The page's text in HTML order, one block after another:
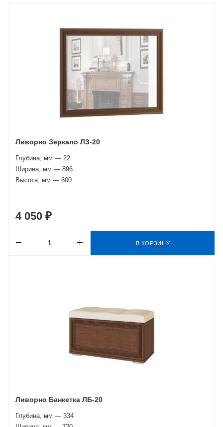
Ливорно Зеркало ЛЗ-20
Глубина, мм — 22
Ширина, мм — 896
Высота, мм — 600
4 050 ₽
В КОРЗИНУ
Ливорно Банкетка ЛБ-20
Глубина, мм — 334